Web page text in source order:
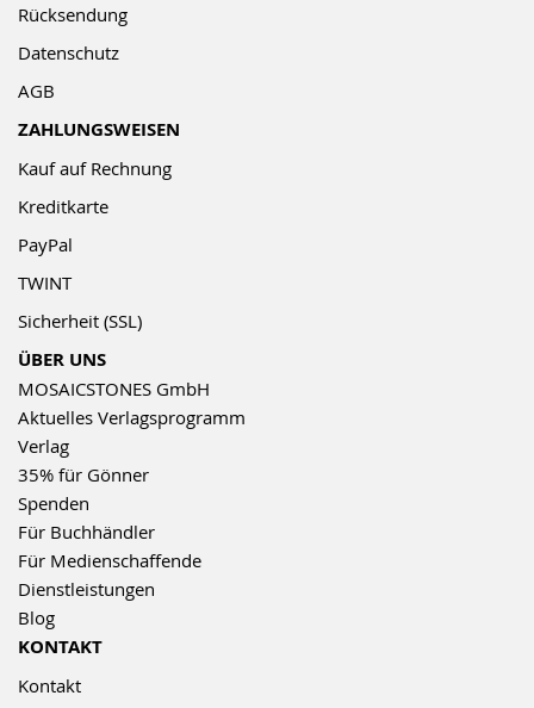
Rücksendung
Datenschutz
AGB
ZAHLUNGSWEISEN
Kauf auf Rechnung
Kreditkarte
PayPal
TWINT
Sicherheit (SSL)
ÜBER UNS
MOSAICSTONES GmbH
Aktuelles Verlagsprogramm
Verlag
35% für Gönner
Spenden
Für Buchhändler
Für Medienschaffende
Dienstleistungen
Blog
KONTAKT
Kontakt